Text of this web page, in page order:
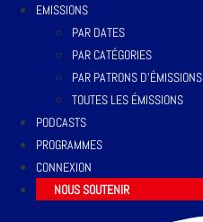
EMISSIONS
PAR DATES
PAR CATÉGORIES
PAR PATRONS D’ÉMISSIONS
TOUTES LES ÉMISSIONS
PODCASTS
PROGRAMMES
CONNEXION
NOUS SOUTENIR